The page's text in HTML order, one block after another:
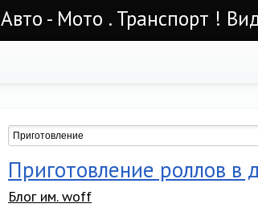
Авто - Мото . Транспорт !
Приготовление роллов в
Блог им. woff